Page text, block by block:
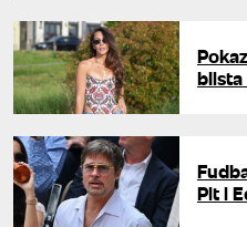
blista
Pit i